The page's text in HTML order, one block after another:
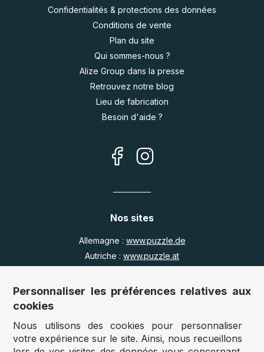
Confidentialités & protections des données
Conditions de vente
Plan du site
Qui sommes-nous ?
Alize Group dans la presse
Retrouvez notre blog
Lieu de fabrication
Besoin d'aide ?
Nos sites
Allemagne : www.puzzle.de
Autriche : www.puzzle.at
Royaume Uni :
www.jigsawpuzzle.co.uk
Accès revendeurs / détaillants
Personnaliser les préférences relatives aux
cookies
Nous utilisons des cookies pour personnaliser
votre expérience sur le site. Ainsi, nous recueillons